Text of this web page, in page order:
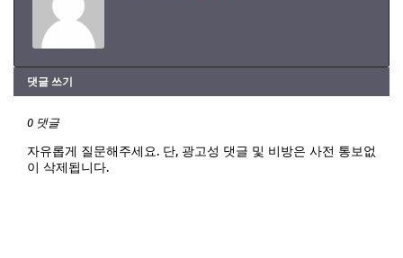
댓글 쓰기
0 댓글
자유롭게 질문해주세요. 단, 광고성 댓글 및 비방은 사전 통보없
이 삭제됩니다.